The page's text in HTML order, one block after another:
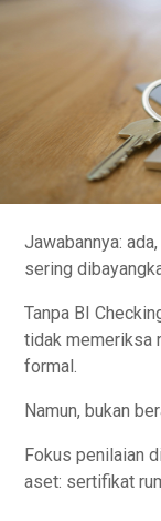
Jawabannya:
sering
Tanpa BI
tidak memeriksa
formal.
Namun, bukan
Fokus penilaian
aset: sertifikat